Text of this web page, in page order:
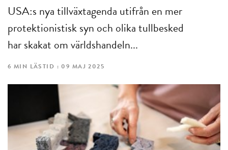
USA:s nya tillväxtagenda utifrån en mer
protektionistisk syn och olika tullbesked
har skakat om världshandeln...
6 MIN LÄSTID : 09 MAJ 2025